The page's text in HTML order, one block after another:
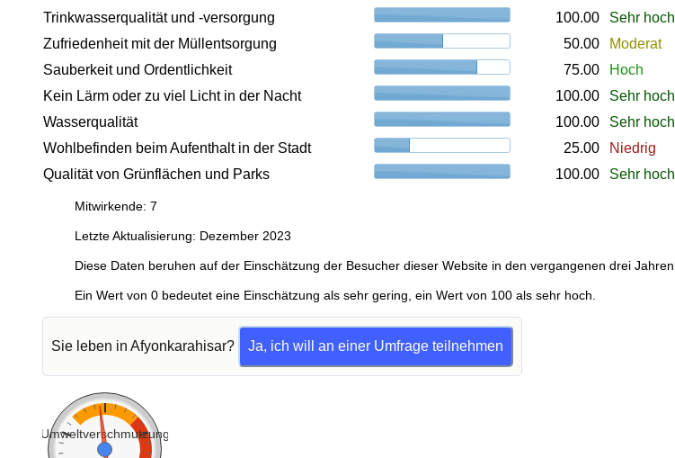
Trinkwasserqualität und -versorgung
100.00
Sehr hoch
Zufriedenheit mit der Müllentsorgung
50.00
Moderat
Sauberkeit und Ordentlichkeit
75.00
Hoch
Kein Lärm oder zu viel Licht in der Nacht
100.00
Sehr hoch
Wasserqualität
100.00
Sehr hoch
Wohlbefinden beim Aufenthalt in der Stadt
25.00
Niedrig
Qualität von Grünflächen und Parks
100.00 Sehr hoch
Mitwirkende: 7
Letzte Aktualisierung: Dezember 2023
Diese Daten beruhen auf der Einschätzung der Besucher dieser Website in den vergangenen drei Jahren.
Ein Wert von 0 bedeutet eine Einschätzung als sehr gering, ein Wert von 100 als sehr hoch.
Sie leben in Afyonkarahisar? Ja, ich will an einer Umfrage teilnehmen
Umweltverschmutzung